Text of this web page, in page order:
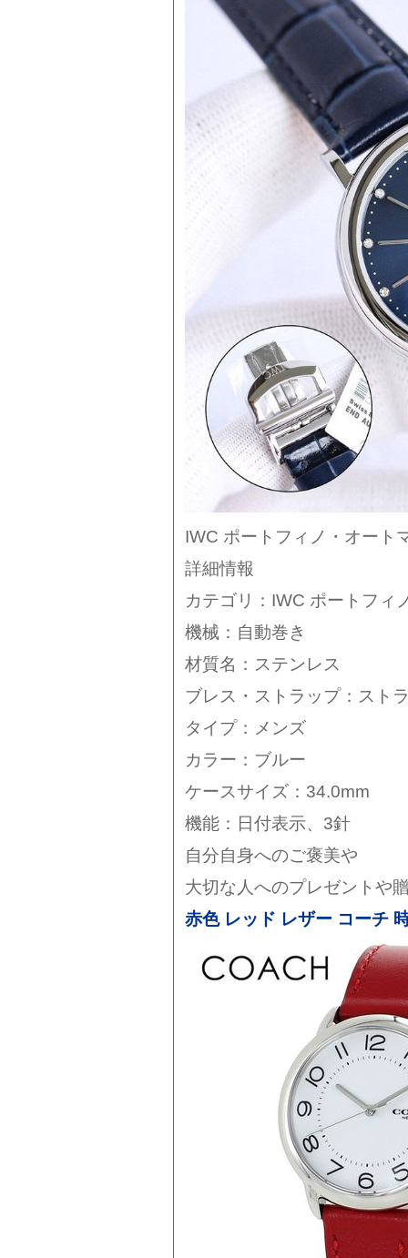
IWC ポートフィノ・オート
詳細情報
カテゴリ：IWC ポートフィ
機械：自動巻き
材質名：ステンレス
ブレス・ストラップ：スト
タイプ：メンズ
カラー：ブルー
ケースサイズ：34.0mm
機能：日付表示、3針
自分自身へのご褒美や
大切な人へのプレゼントや
赤色 レッド レザー コーチ